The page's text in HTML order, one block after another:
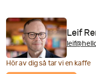
Hör av dig så tar vi en kaffe
Leif